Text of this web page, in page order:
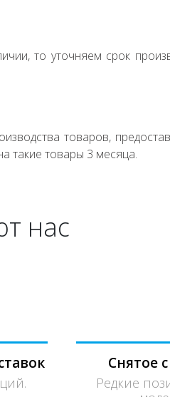
то уточняем срок
товаров,
такие товары 3 месяца.
нас
Снятое
Редкие